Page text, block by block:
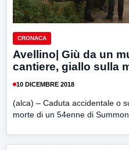
CRONACA
Avellino| Giù da un
cantiere, giallo sulla
10 DICEMBRE 2018
(alca) – Caduta accidentale o
morte di un 54enne di